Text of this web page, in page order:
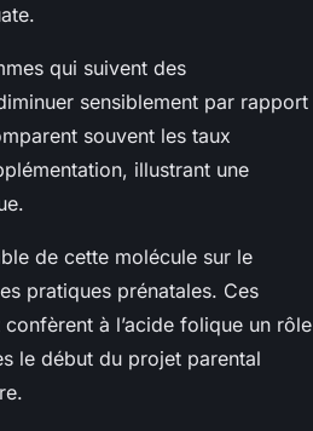
qui suivent des
sensiblement par rapport
souvent les taux
illustrant une
de cette molécule sur le
pratiques prénatales. Ces
à l’acide folique un rôle
le début du projet parental